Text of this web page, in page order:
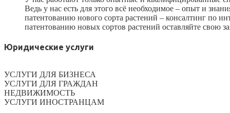
Ведь у нас есть для этого всё необходимое – опыт и
патентованию нового сорта растений – консалтинг по
патентованию новых сортов растений оставляйте свою
Юридические услуги
УСЛУГИ ДЛЯ БИЗНЕСА
УСЛУГИ ДЛЯ ГРАЖДАН
НЕДВИЖИМОСТЬ
УСЛУГИ ИНОСТРАНЦАМ